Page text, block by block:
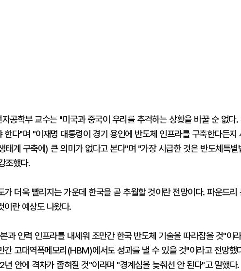
공학부 교수는 "미국과 중국이 우리를 추격하는 상황을 바꿀 순 없다.
한다"며 "이재명 대통령이 경기 용인에 반도체 인프라를 구축한다든지
태계 구축에) 큰 의미가 없다고 본다"며 "가장 시급한 것은 반도체특별
조했다.
가 더욱 빨리지는 가운데 한국을 곧 추월할 것이란 전망이다. 파운드
이란 예상도 나왔다.
과 인력 인프라를 내세워 조만간 한국 반도체 기술을 따라잡을 것"이
간 고대역폭메모리(HBM)에서도 성과를 낼 수 있을 것"이라고 전망했
년 안에 격차가 좁혀질 것"이라며 "경계심을 늦춰선 안 된다"고 말했다.